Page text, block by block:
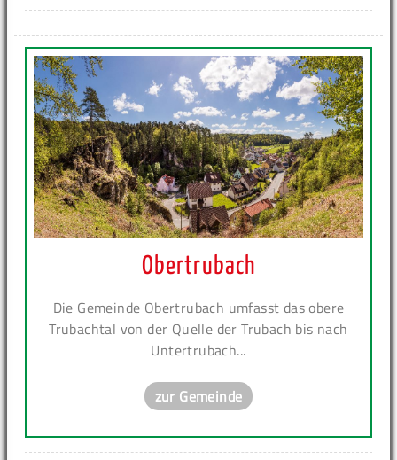
Obertrubach
Die Gemeinde Obertrubach umfasst das obere
Trubachtal von der Quelle der Trubach bis nach
Untertrubach...
zur Gemeinde